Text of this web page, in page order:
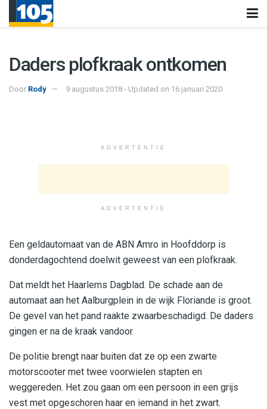
Daders plofkraak ontkomen
Door Rody 9 augustus 2018 - Updated on 16 januari 2020
ADVERTENTIE
ADVERTENTIE
Een geldautomaat van de ABN Amro in Hoofddorp is
donderdagochtend doelwit geweest van een plofkraak.
Dat meldt het Haarlems Dagblad. De schade aan de
automaat aan het Aalburgplein in de wijk Floriande is groot.
De gevel van het pand raakte zwaarbeschadigd. De daders
gingen er na de kraak vandoor.
De politie brengt naar buiten dat ze op een zwarte
motorscooter met twee voorwielen stapten en
weggereden. Het zou gaan om een persoon in een grijs
vest met opgeschoren haar en iemand in het zwart.